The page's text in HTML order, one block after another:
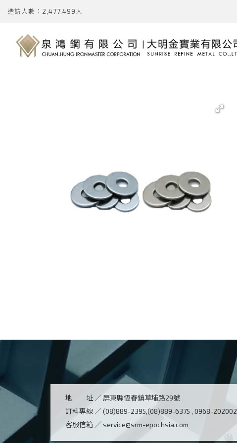
造訪人數：2,477,499人
地 址 ／ 屏東縣恆春鎮草埔路29號
訂料專線 ／(08)889-2395,(08)889-6375 , 0968-202002
客服信箱 ／service@srm-epochsia.com